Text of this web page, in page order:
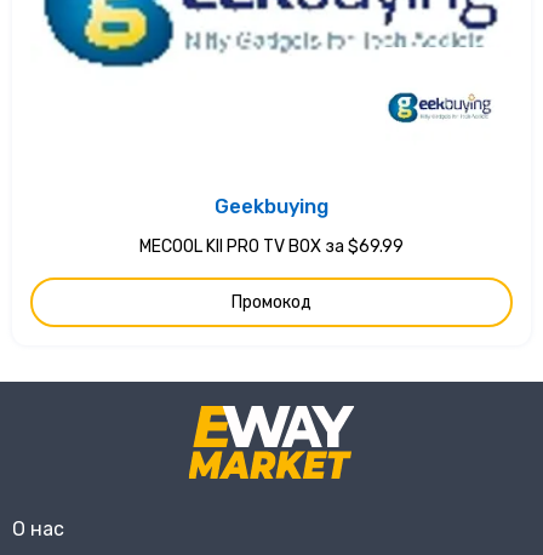
Geekbuying
MECOOL KII PRO TV BOX за $69.99
Промокод
О нас